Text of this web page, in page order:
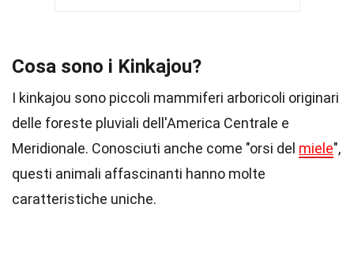
Cosa sono i Kinkajou?
I kinkajou sono piccoli mammiferi arboricoli originari
delle foreste pluviali dell'America Centrale e
Meridionale. Conosciuti anche come "orsi del miele",
questi animali affascinanti hanno molte
caratteristiche uniche.